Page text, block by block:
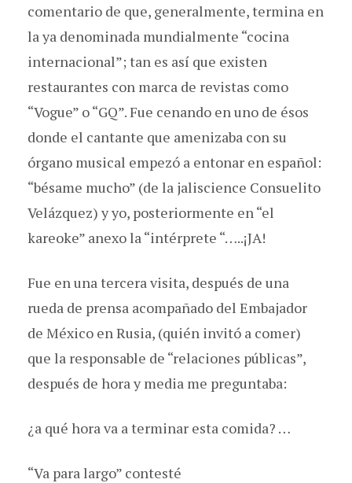
comentario de que, generalmente, termina en
la ya denominada mundialmente “cocina
internacional”; tan es así que existen
restaurantes con marca de revistas como
“Vogue” o “GQ”. Fue cenando en uno de ésos
donde el cantante que amenizaba con su
órgano musical empezó a entonar en español:
“bésame mucho” (de la jaliscience Consuelito
Velázquez) y yo, posteriormente en “el
kareoke” anexo la “intérprete “…..¡JA!
Fue en una tercera visita, después de una
rueda de prensa acompañado del Embajador
de México en Rusia, (quién invitó a comer)
que la responsable de “relaciones públicas”,
después de hora y media me preguntaba:
¿a qué hora va a terminar esta comida? …
“Va para largo” contesté